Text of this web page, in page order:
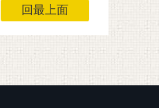
回最上面